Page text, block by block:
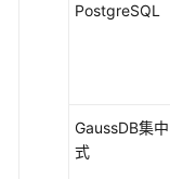
PostgreSQL
GaussDB集中
式